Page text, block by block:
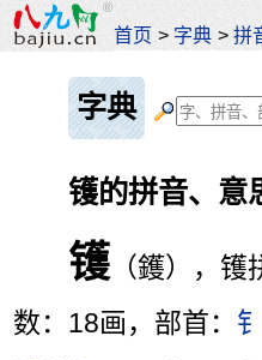
首页 > 字典 >拼
字典
镬的拼音、意
镬 （鑊），镬
数：18画，部首： 钅